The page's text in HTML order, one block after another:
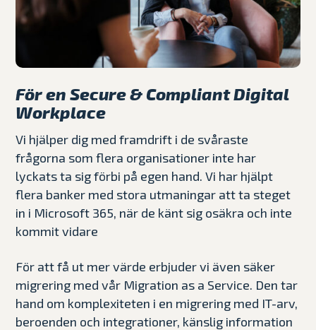
För en Secure & Compliant Digital
Workplace
Vi hjälper dig med framdrift i de svåraste
frågorna som flera organisationer inte har
lyckats ta sig förbi på egen hand. Vi har hjälpt
flera banker med stora utmaningar att ta steget
in i Microsoft 365, när de känt sig osäkra och inte
kommit vidare
För att få ut mer värde erbjuder vi även säker
migrering med vår Migration as a Service. Den tar
hand om komplexiteten i en migrering med IT-arv,
beroenden och integrationer, känslig information